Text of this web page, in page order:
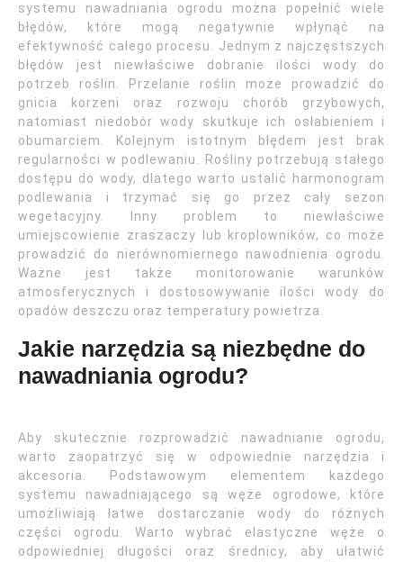
systemu nawadniania ogrodu można popełnić wiele
błędów, które mogą negatywnie wpłynąć na
efektywność całego procesu. Jednym z najczęstszych
błędów jest niewłaściwe dobranie ilości wody do
potrzeb roślin. Przelanie roślin może prowadzić do
gnicia korzeni oraz rozwoju chorób grzybowych,
natomiast niedobór wody skutkuje ich osłabieniem i
obumarciem. Kolejnym istotnym błędem jest brak
regularności w podlewaniu. Rośliny potrzebują stałego
dostępu do wody, dlatego warto ustalić harmonogram
podlewania i trzymać się go przez cały sezon
wegetacyjny. Inny problem to niewłaściwe
umiejscowienie zraszaczy lub kroplowników, co może
prowadzić do nierównomiernego nawodnienia ogrodu.
Ważne jest także monitorowanie warunków
atmosferycznych i dostosowywanie ilości wody do
opadów deszczu oraz temperatury powietrza.
Jakie narzędzia są niezbędne do
nawadniania ogrodu?
Aby skutecznie rozprowadzić nawadnianie ogrodu,
warto zaopatrzyć się w odpowiednie narzędzia i
akcesoria. Podstawowym elementem każdego
systemu nawadniającego są węże ogrodowe, które
umożliwiają łatwe dostarczanie wody do różnych
części ogrodu. Warto wybrać elastyczne węże o
odpowiedniej długości oraz średnicy, aby ułatwić